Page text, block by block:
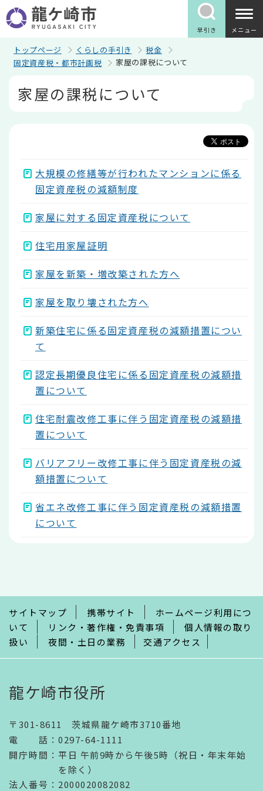
の
ペ
早引き メニュー
トップページ くらしの手引き
税金
固定資産税・都市計画税
家屋の課税について
家屋の課税について
大規模の修繕等が行われたマンションに係る
固定資産税の減額制度
家屋に対する固定資産税について
住宅用家屋証明
家屋を新築・増改築された方へ
家屋を取り壊された方へ
新築住宅に係る固定資産税の減額措置につい
て
認定長期優良住宅に係る固定資産税の減額措
置について
住宅耐震改修工事に伴う固定資産税の減額措
置について
バリアフリー改修工事に伴う固定資産税の減
額措置について
省エネ改修工事に伴う固定資産税の減額措置
について
で
サイトマップ 携帯サイト
ホームページ利用につ
いて
リンク・著作権・免責事項
個人情報の取り
扱い
夜間・土日の業務 交通アクセス
龍ケ崎市役所
〒301-8611 茨城県龍ケ崎市3710番地
電話 ： 0297-64-1111
開庁時間 ： 平日 午前9時から午後5時（祝日・年末年始
を除く）
法人番号 ：2000020082082